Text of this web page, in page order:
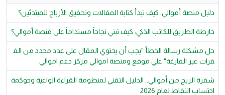
دليل منصة أموالي: كيف تبدأ كتابة المقالات وتحقيق الأرباح للمبتدئين؟
خارطة الطريق للكاتب الذكي: كيف تبني نجاحاً مستداماً على منصة أموالي؟
حل مشكلة رسالة الخطأ "يجب أن يحتوي المقال على عدد محدد من الف
قرات غير الفارغة" علي موقع ومنصة اموالي مركز دعم اموالي
شفرة الربح من أموالي.. الدليل التقني لمنظومة القراءة الواعية وحوكمة
احتساب النقاط لعام 2026